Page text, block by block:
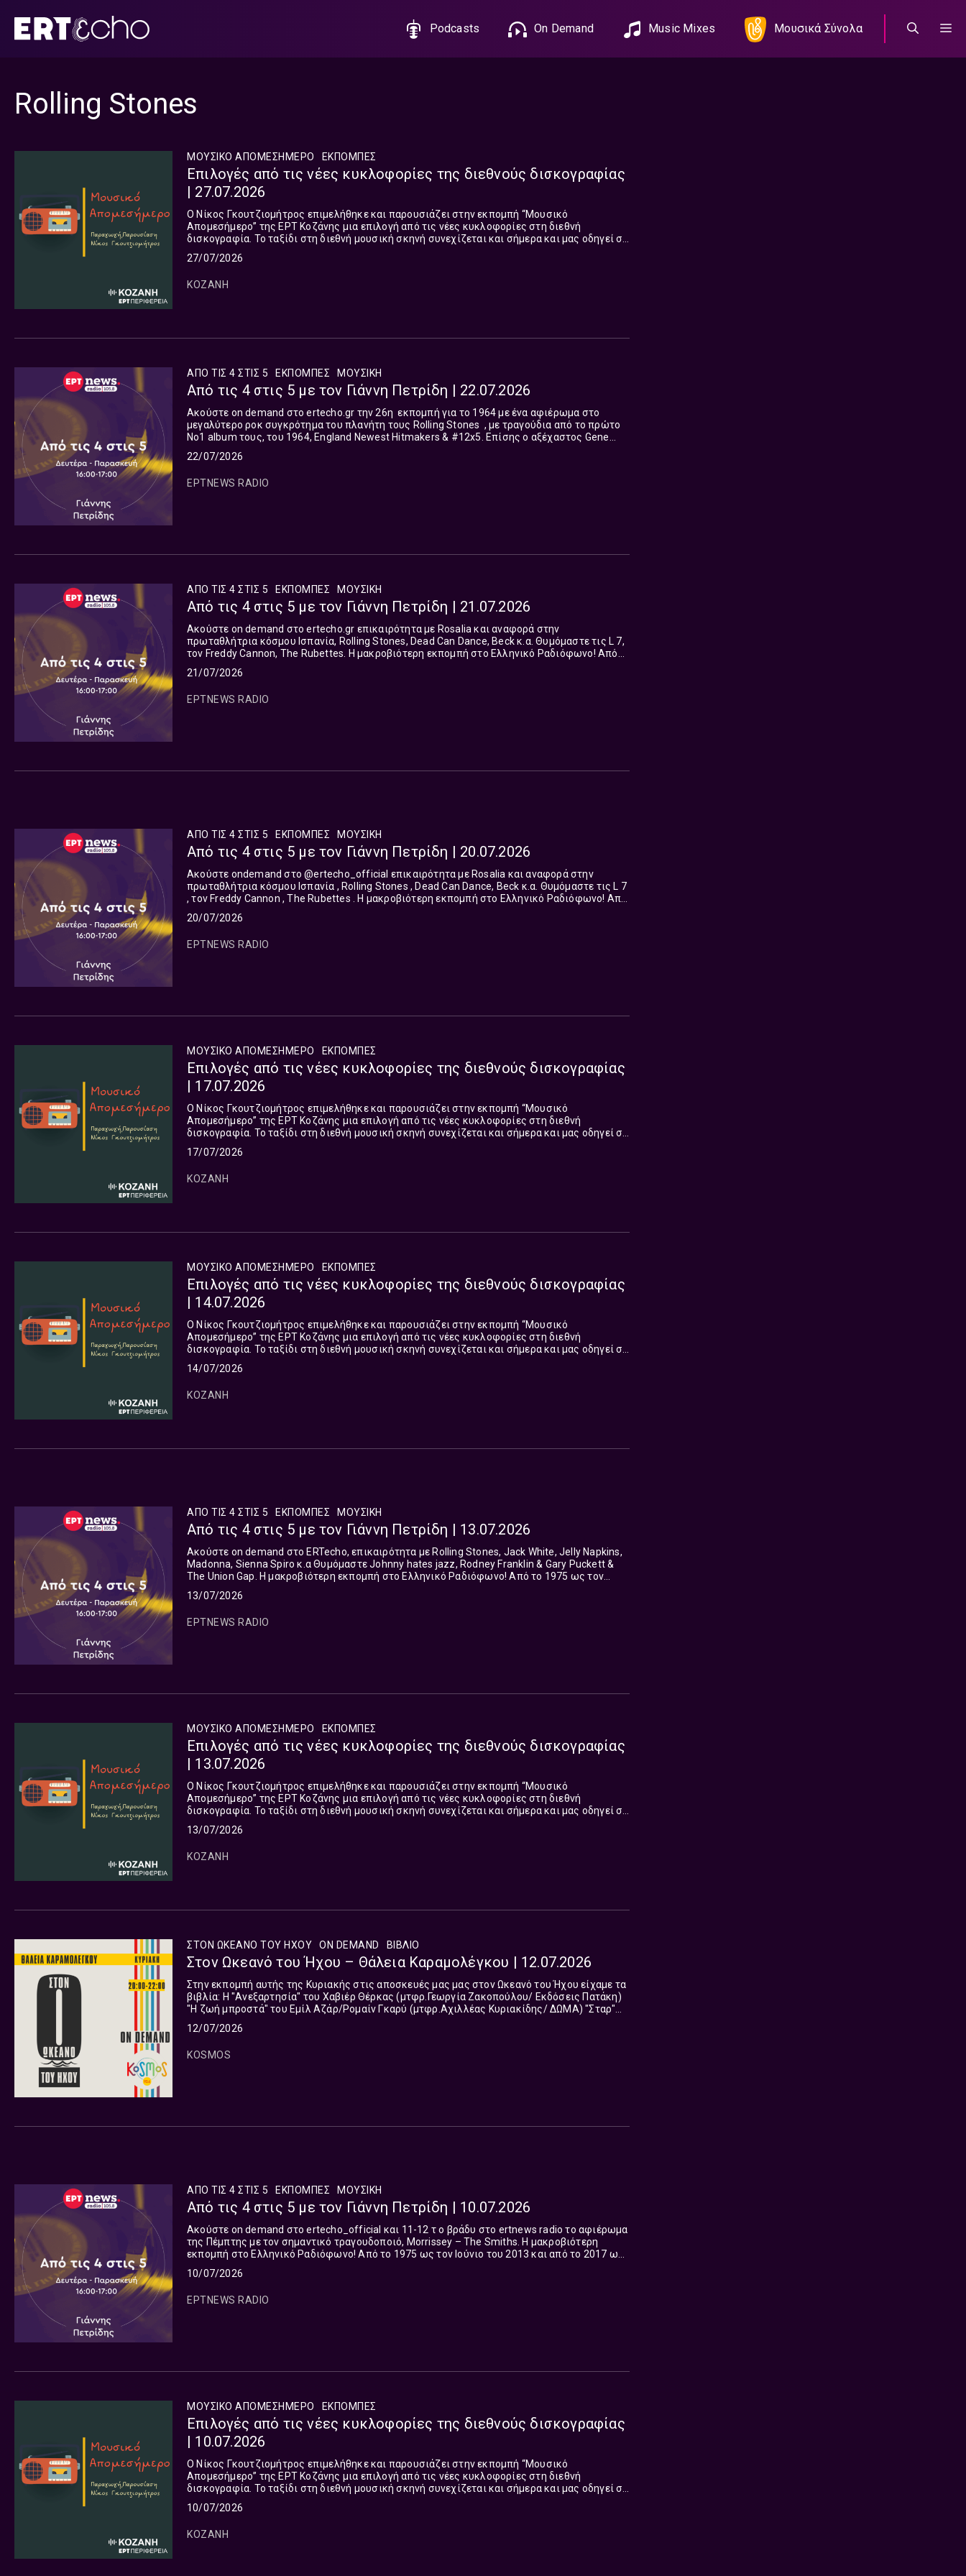
περιεχόμενο
Podcasts On Demand Music Mixes Μουσικά Σύνολα
Rolling Stones
ΜΟΥΣΙΚΟ ΑΠΟΜΕΣΗΜΕΡΟ ΕΚΠΟΜΠΈΣ
Επιλογές από τις νέες κυκλοφορίες της διεθνούς δισκογραφίας
| 27.07.2026
Ο Νίκος Γκουτζιομήτρος επιμελήθηκε και παρουσιάζει στην εκπομπή “Μουσικό
Απομεσήμερο” της ΕΡΤ Κοζάνης μια επιλογή από τις νέες κυκλοφορίες στη διεθνή
δισκογραφία. Το ταξίδι στη διεθνή μουσική σκηνή συνεχίζεται και σήμερα και μας οδηγεί σε
27/07/2026
ΚΟΖΑΝΗ
ΑΠΟ ΤΙΣ 4 ΣΤΙΣ 5 ΕΚΠΟΜΠΈΣ ΜΟΥΣΙΚΗ
Από τις 4 στις 5 με τον Γιάννη Πετρίδη | 22.07.2026
Ακούστε on demand στο ertecho.gr την 26η εκπομπή για το 1964 με ένα αφιέρωμα στο
μεγαλύτερο ροκ συγκρότημα του πλανήτη τους Rolling Stones , με τραγούδια από το πρώτο
No1 album τους, του 1964, England Newest Hitmakers & #12x5. Επίσης ο αξέχαστος Gene
2013 και από το 2017 ως σήμερα, ο Γιάννης Πετρίδης βρίσκεται στις συχνότητες της
εκπομπής ο Δημήτρης Ζουγρής.
22/07/2026
ΕΡΤNEWS RADIO
ΑΠΟ ΤΙΣ 4 ΣΤΙΣ 5 ΕΚΠΟΜΠΈΣ ΜΟΥΣΙΚΗ
Από τις 4 στις 5 με τον Γιάννη Πετρίδη | 21.07.2026
Ακούστε on demand στο ertecho.gr επικαιρότητα με Rosalia και αναφορά στην
πρωταθλήτρια κόσμου Ισπανία, Rolling Stones, Dead Can Dance, Beck κ.α. Θυμόμαστε τις L 7,
τον Freddy Cannon, The Rubettes. Η μακροβιότερη εκπομπή στο Ελληνικό Ραδιόφωνο! Aπό
21/07/2026
ΕΡΤNEWS RADIO
ΑΠΟ ΤΙΣ 4 ΣΤΙΣ 5 ΕΚΠΟΜΠΈΣ ΜΟΥΣΙΚΗ
Από τις 4 στις 5 με τον Γιάννη Πετρίδη | 20.07.2026
Ακούστε ondemand στο @ertecho_official επικαιρότητα με Rosalia και αναφορά στην
πρωταθλήτρια κόσμου Ισπανία , Rolling Stones , Dead Can Dance, Beck κ.α. Θυμόμαστε τις L 7
, τον Freddy Cannon , The Rubettes . Η μακροβιότερη εκπομπή στο Ελληνικό Ραδιόφωνο! Aπό
στις συχνότητες της Ελληνικής Ραδιοφωνίας, καθημερινά «Από τις 4 στις 5» το απόγευμα.
20/07/2026
ΕΡΤNEWS RADIO
ΜΟΥΣΙΚΟ ΑΠΟΜΕΣΗΜΕΡΟ ΕΚΠΟΜΠΈΣ
Επιλογές από τις νέες κυκλοφορίες της διεθνούς δισκογραφίας
| 17.07.2026
Ο Νίκος Γκουτζιομήτρος επιμελήθηκε και παρουσιάζει στην εκπομπή “Μουσικό
Απομεσήμερο” της ΕΡΤ Κοζάνης μια επιλογή από τις νέες κυκλοφορίες στη διεθνή
δισκογραφία. Το ταξίδι στη διεθνή μουσική σκηνή συνεχίζεται και σήμερα και μας οδηγεί σε
17/07/2026
ΚΟΖΑΝΗ
ΜΟΥΣΙΚΟ ΑΠΟΜΕΣΗΜΕΡΟ ΕΚΠΟΜΠΈΣ
Επιλογές από τις νέες κυκλοφορίες της διεθνούς δισκογραφίας
| 14.07.2026
Ο Νίκος Γκουτζιομήτρος επιμελήθηκε και παρουσιάζει στην εκπομπή “Μουσικό
Απομεσήμερο” της ΕΡΤ Κοζάνης μια επιλογή από τις νέες κυκλοφορίες στη διεθνή
δισκογραφία. Το ταξίδι στη διεθνή μουσική σκηνή συνεχίζεται και σήμερα και μας οδηγεί σε
14/07/2026
ΚΟΖΑΝΗ
ΑΠΟ ΤΙΣ 4 ΣΤΙΣ 5 ΕΚΠΟΜΠΈΣ ΜΟΥΣΙΚΗ
Από τις 4 στις 5 με τον Γιάννη Πετρίδη | 13.07.2026
Ακούστε on demand στο ERTecho, επικαιρότητα με Rolling Stones, Jack White, Jelly Napkins,
Madonna, Sienna Spiro κ.α Θυμόμαστε Johnny hates jazz, Rodney Franklin & Gary Puckett &
The Union Gap. Η μακροβιότερη εκπομπή στο Ελληνικό Ραδιόφωνο! Aπό το 1975 ως τον
13/07/2026
ΕΡΤNEWS RADIO
ΜΟΥΣΙΚΟ ΑΠΟΜΕΣΗΜΕΡΟ ΕΚΠΟΜΠΈΣ
Επιλογές από τις νέες κυκλοφορίες της διεθνούς δισκογραφίας
| 13.07.2026
Ο Νίκος Γκουτζιομήτρος επιμελήθηκε και παρουσιάζει στην εκπομπή “Μουσικό
Απομεσήμερο” της ΕΡΤ Κοζάνης μια επιλογή από τις νέες κυκλοφορίες στη διεθνή
δισκογραφία. Το ταξίδι στη διεθνή μουσική σκηνή συνεχίζεται και σήμερα και μας οδηγεί σε
13/07/2026
ΚΟΖΑΝΗ
ΣΤΟΝ ΩΚΕΑΝΟ ΤΟΥ ΗΧΟΥ ON DEMAND ΒΙΒΛΙΟ
Στον Ωκεανό του Ήχου – Θάλεια Καραμολέγκου | 12.07.2026
Στην εκπομπή αυτής της Κυριακής στις αποσκευές μας μας στον Ωκεανό του Ήχου είχαμε τα
βιβλία: Η "Ανεξαρτησία" του Χαβιέρ Θέρκας (μτφρ.Γεωργία Ζακοπούλου/ Εκδόσεις Πατάκη)
"Η ζωή μπροστά" του Εμίλ Αζάρ/Ρομαίν Γκαρύ (μτφρ.Αχιλλέας Κυριακίδης/ ΔΩΜΑ) "Σταρ"
12/07/2026
KOSMOS
ΑΠΟ ΤΙΣ 4 ΣΤΙΣ 5 ΕΚΠΟΜΠΈΣ ΜΟΥΣΙΚΗ
Από τις 4 στις 5 με τον Γιάννη Πετρίδη | 10.07.2026
Ακούστε on demand στο ertecho_official και 11-12 τ ο βράδυ στο ertnews radio το αφιέρωμα
της Πέμπτης με τον σημαντικό τραγουδοποιό, Morrissey – The Smiths. Η μακροβιότερη
εκπομπή στο Ελληνικό Ραδιόφωνο! Aπό το 1975 ως τον Ιούνιο του 2013 και από το 2017 ως
καθημερινά «Από τις 4 στις 5» το απόγευμα. Συνεργάτης της εκπομπής ο Δημήτρης Ζουγρής.
10/07/2026
ΕΡΤNEWS RADIO
ΜΟΥΣΙΚΟ ΑΠΟΜΕΣΗΜΕΡΟ ΕΚΠΟΜΠΈΣ
Επιλογές από τις νέες κυκλοφορίες της διεθνούς δισκογραφίας
| 10.07.2026
Ο Νίκος Γκουτζιομήτρος επιμελήθηκε και παρουσιάζει στην εκπομπή “Μουσικό
Απομεσήμερο” της ΕΡΤ Κοζάνης μια επιλογή από τις νέες κυκλοφορίες στη διεθνή
δισκογραφία. Το ταξίδι στη διεθνή μουσική σκηνή συνεχίζεται και σήμερα και μας οδηγεί σε
10/07/2026
ΚΟΖΑΝΗ